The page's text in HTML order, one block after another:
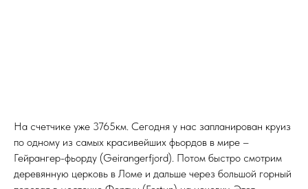
На счетчике уже 3765км. Сегодня у нас запланирован круиз
по одному из самых красивейших фьордов в мире –
Гейрангер-фьорду (Geirangerfjord). Потом быстро смотрим
деревянную церковь в Ломе и дальше через большой горный